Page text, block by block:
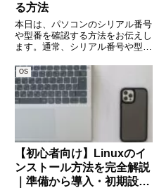
る方法
本日は、パソコンのシリアル番号
や型番を確認する方法をお伝えし
ます。通常、シリアル番号や型番
にシールされていることが多いで
す。デスクトップは本体側面が多
いです。今回は、このシールでは
なくWindows10のコマン
OS
【初心者向け】Linuxのイ
ンストール方法を完全解説
｜準備から導入・初期設定